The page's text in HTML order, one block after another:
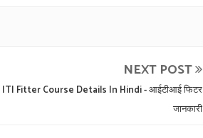
NEXT POST
ITI Fitter Course Details In Hindi - आईटीआई फिटर
जानकारी